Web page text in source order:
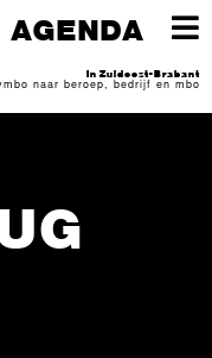
AGENDA
In Zuidoost-Brabant
naar beroep, bedrijf en mbo